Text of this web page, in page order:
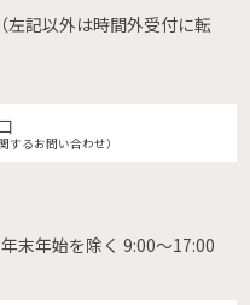
左記以外は時間外受付に転
するお問い合わせ）
末年始を除く 9:00〜17:00